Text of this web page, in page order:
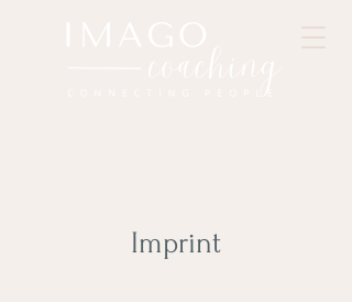
Imprint